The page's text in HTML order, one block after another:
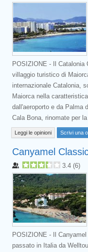
POSIZIONE - Il Catalonia
villaggio turistico di
internazionale Catalonia,
Maiorca nella
dall'aeroporto e da Palma
Cala Bona, rinomate per
Leggi le opinioni Scrivi una
Canyamel
3.4 (6)
POSIZIONE - Il
passato in Italia da